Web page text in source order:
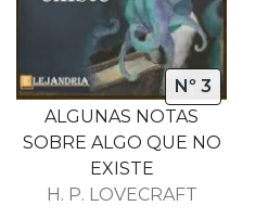
Nº 3
ALGUNAS NOTAS
SOBRE ALGO QUE NO
EXISTE
H. P. LOVECRAFT